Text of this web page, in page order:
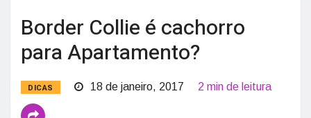
Border Collie é cachorro
para Apartamento?
DICAS 18 de janeiro, 2017 2 min de leitura